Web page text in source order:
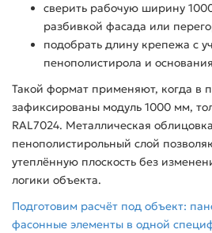
сверить рабочую ширину
разбивкой фасада или
подобрать длину крепежа с
пенополистирола и основания
Такой формат применяют, когда в
зафиксированы модуль 1000 мм,
RAL7024. Металлическая
пенополистирольный слой
утеплённую плоскость без
логики объекта.
Подготовим расчёт под объект:
фасонные элементы в одной